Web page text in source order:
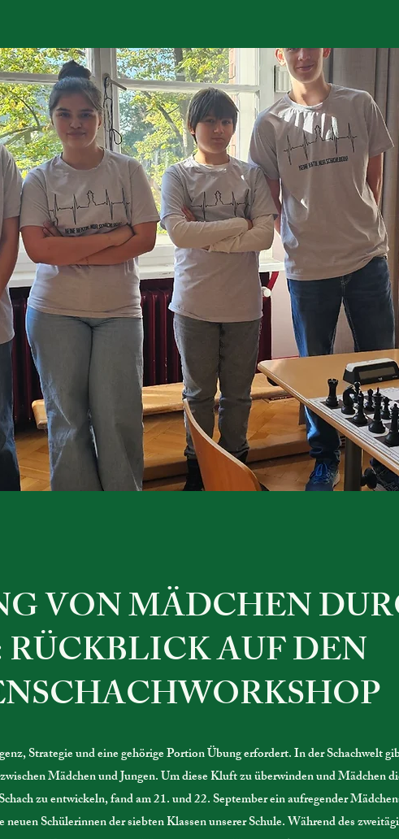
VON MÄDCHEN
AUF DEN
Strategie und eine gehörige Portion Übung erfordert. In der Schachwelt
Mädchen und Jungen. Um diese Kluft zu überwinden und Mädchen
zu entwickeln, fand am 21. und 22. September ein aufregender
Schülerinnen der siebten Klassen unserer Schule. Während des